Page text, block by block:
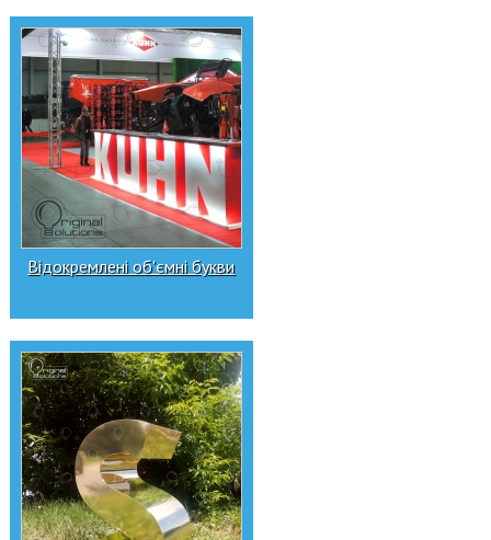
Відокремлені об'ємні букви